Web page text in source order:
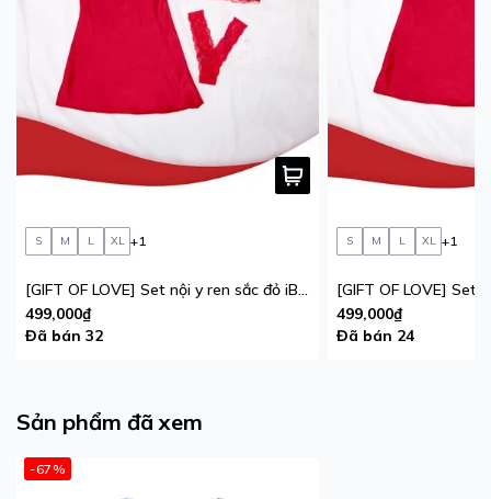
S M L XL +1
[GIFT OF LOVE] Set nội y ren sắc đỏ iBasic phiên bản giới hạn
499,000₫
Đã bán 32
S M L XL +1
499,000₫
Đã bán 24
Sản phẩm đã xem
-67%